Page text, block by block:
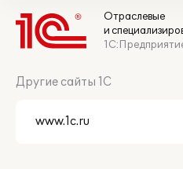
Отраслевые
и
Другие сайты 1С